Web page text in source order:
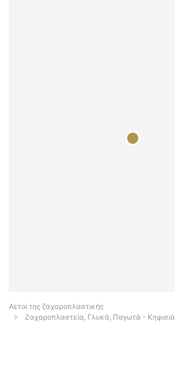
Αετοί της ζαχαροπλαστικής
Ζαχαροπλαστεία, Γλυκά, Παγωτά - Κηφισιά